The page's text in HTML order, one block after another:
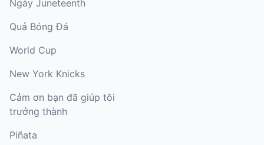
Ngày Juneteenth
Quả Bóng Đá
World Cup
New York Knicks
Cảm ơn bạn đã giúp tôi
trưởng thành
Piñata